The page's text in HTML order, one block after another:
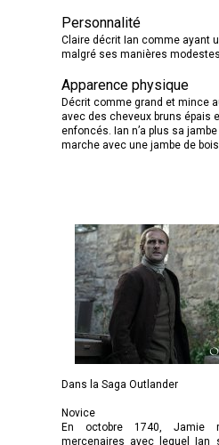
Personnalité
Claire décrit Ian comme ayant
malgré ses manières
Apparence physique
Décrit comme grand et mince
avec des cheveux bruns épais
enfoncés. Ian n’a plus sa
marche avec une jambe de
Dans la Saga Outlander
Novice
En octobre 1740, Jamie
mercenaires avec lequel Ian